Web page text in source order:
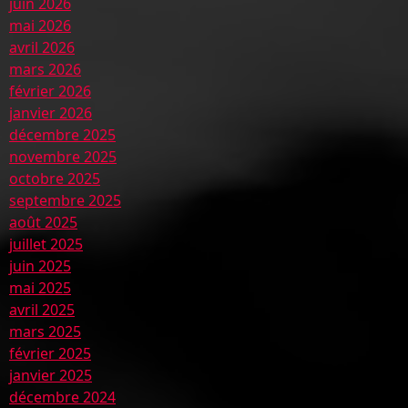
mai 2026
avril 2026
mars 2026
février 2026
janvier 2026
décembre 2025
novembre 2025
octobre 2025
septembre 2025
août 2025
juillet 2025
juin 2025
mai 2025
avril 2025
mars 2025
février 2025
janvier 2025
décembre 2024